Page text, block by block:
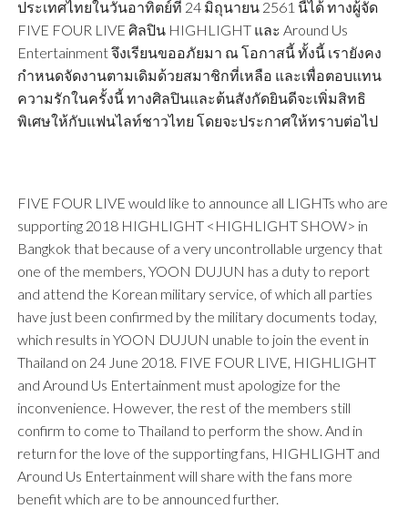
ประเทศไทยในวันอาทิตย์ที่ 24 มิถุนายน 2561 นี้ได้ ทางผู้จัด
FIVE FOUR LIVE ศิลปิน HIGHLIGHT และ Around Us
Entertainment จึงเรียนขออภัยมา ณ โอกาสนี้ ทั้งนี้ เรายังคง
กำหนดจัดงานตามเดิมด้วยสมาชิกที่เหลือ และเพื่อตอบแทน
ความรักในครั้งนี้ ทางศิลปินและต้นสังกัดยินดีจะเพิ่มสิทธิ
พิเศษให้กับแฟนไลท์ชาวไทย โดยจะประกาศให้ทราบต่อไป
FIVE FOUR LIVE would like to announce all LIGHTs who are
supporting 2018 HIGHLIGHT <HIGHLIGHT SHOW> in
Bangkok that because of a very uncontrollable urgency that
one of the members, YOON DUJUN has a duty to report
and attend the Korean military service, of which all parties
have just been confirmed by the military documents today,
which results in YOON DUJUN unable to join the event in
Thailand on 24 June 2018. FIVE FOUR LIVE, HIGHLIGHT
and Around Us Entertainment must apologize for the
inconvenience. However, the rest of the members still
confirm to come to Thailand to perform the show. And in
return for the love of the supporting fans, HIGHLIGHT and
Around Us Entertainment will share with the fans more
benefit which are to be announced further.